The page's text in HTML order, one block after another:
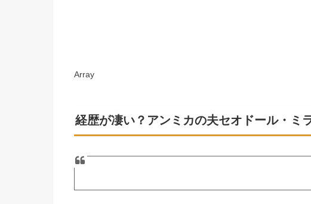
Array
経歴が凄い？アンミカの夫セオドール・ミ